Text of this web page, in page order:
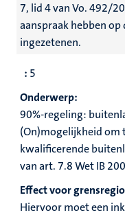
7, lid 4 van Vo. 492/
aanspraak hebben
ingezetenen.
: 5
Onderwerp:
90%-regeling:
(On)mogelijkheid om
kwalificerende
van art. 7.8 Wet IB
Effect voor
Hiervoor moet een